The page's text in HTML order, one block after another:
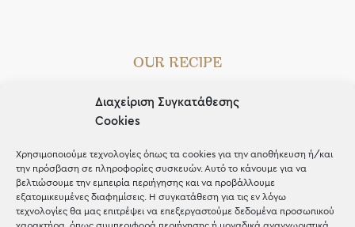
Διαχείριση Συγκατάθεσης
Cookies
Χρησιμοποιούμε τεχνολογίες όπως τα cookies για την αποθήκευση ή/και
την πρόσβαση σε πληροφορίες συσκευών. Αυτό το κάνουμε για να
βελτιώσουμε την εμπειρία περιήγησης και να προβάλλουμε
εξατομικευμένες διαφημίσεις. Η συγκατάθεση για τις εν λόγω
τεχνολογίες θα μας επιτρέψει να επεξεργαστούμε δεδομένα προσωπικού
OUR RECIPE
Gifts
Blog
Shop the look